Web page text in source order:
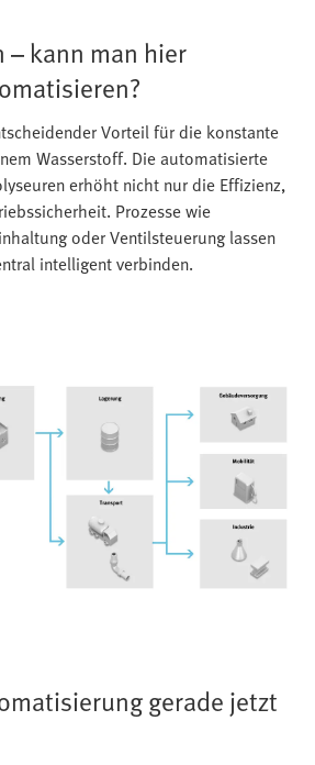
kann man hier
Vorteil für die konstante
Wasserstoff. Die automatisierte
erhöht nicht nur die Effizienz,
Prozesse wie
oder Ventilsteuerung lassen
intelligent verbinden.
gerade jetzt